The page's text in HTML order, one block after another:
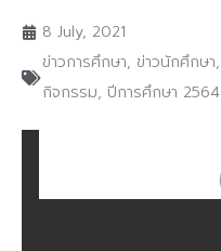
8 July, 2021
ข่าวการศึกษา, ข่าวนักศึกษา,
กิจกรรม, ปีการศึกษา 2564